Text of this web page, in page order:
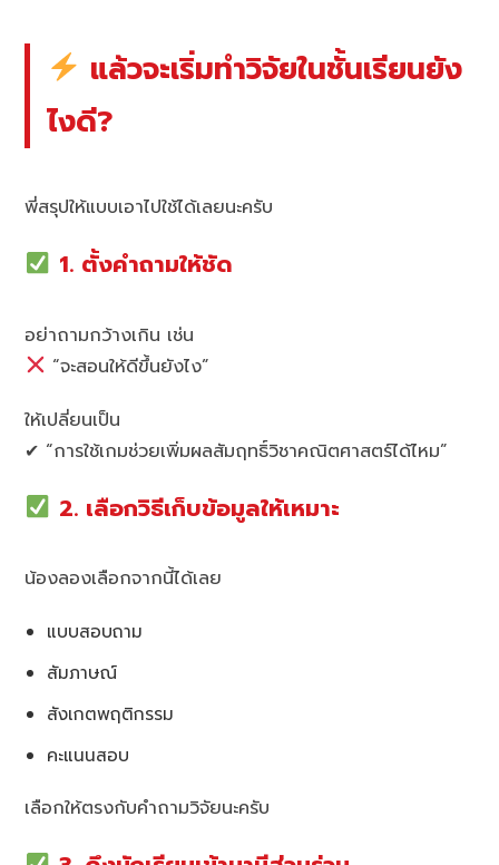
แล้วจะเริ่มทำวิจัยในชั้นเรียนยัง
ไงดี?
พี่สรุปให้แบบเอาไปใช้ได้เลยนะครับ
1. ตั้งคำถามให้ชัด
อย่าถามกว้างเกิน เช่น
“จะสอนให้ดีขึ้นยังไง”
ให้เปลี่ยนเป็น
✔ “การใช้เกมช่วยเพิ่มผลสัมฤทธิ์วิชาคณิตศาสตร์ได้ไหม”
2. เลือกวิธีเก็บข้อมูลให้เหมาะ
น้องลองเลือกจากนี้ได้เลย
แบบสอบถาม
สัมภาษณ์
สังเกตพฤติกรรม
คะแนนสอบ
เลือกให้ตรงกับคำถามวิจัยนะครับ